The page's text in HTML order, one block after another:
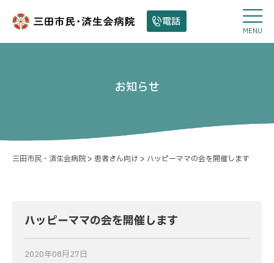
MENU
電話
お知らせ
三田市民・済生会病院 > 患者さん向け > ハッピーママの会を開催します
ハッピーママの会を開催します
2020年08月27日